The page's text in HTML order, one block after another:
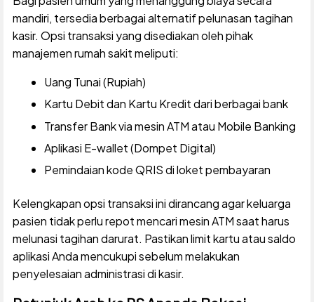
mandiri, tersedia berbagai alternatif pelunasan tagihan
kasir. Opsi transaksi yang disediakan oleh pihak
manajemen rumah sakit meliputi:
Uang Tunai (Rupiah)
Kartu Debit dan Kartu Kredit dari berbagai bank
Transfer Bank via mesin ATM atau Mobile Banking
Aplikasi E-wallet (Dompet Digital)
Pemindaian kode QRIS di loket pembayaran
Kelengkapan opsi transaksi ini dirancang agar keluarga
pasien tidak perlu repot mencari mesin ATM saat harus
melunasi tagihan darurat. Pastikan limit kartu atau saldo
aplikasi Anda mencukupi sebelum melakukan
penyelesaian administrasi di kasir.